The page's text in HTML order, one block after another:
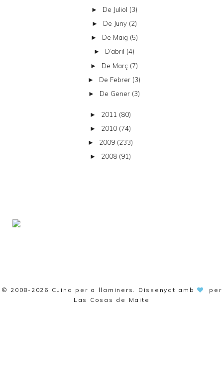
► De Juliol (3)
► De Juny (2)
► De Maig (5)
► D’abril (4)
► De Març (7)
► De Febrer (3)
► De Gener (3)
► 2011 (80)
► 2010 (74)
► 2009 (233)
► 2008 (91)
© 2008-2026 Cuina per a llaminers . Dissenyat amb
per
Las Cosas de Maite